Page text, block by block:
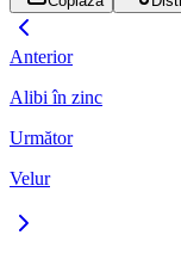
Anterior
Alibi în zinc
Următor
Velur